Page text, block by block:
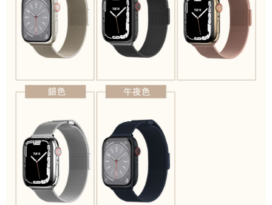
tuntutan harga jual/beli ansuran kepada syarikat ini untuk membayar bil
menggunakan bil syarikat ini.
2. Berdasarkan tujuan kontrak persetujuan pembayaran menggunakan
"Pembayaran Ansuran Gogo", kedai akan memberikan maklumat peribadi
anda (termasuk nama, telefon atau alamat) kepada Taiwan Mobile untuk
pengumpulan, pemprosesan dan penggunaan, untuk pengesahan,
Taiwan Mobile.
3. Sila baca syarat perkhidmatan pengguna secara lengkap melalui